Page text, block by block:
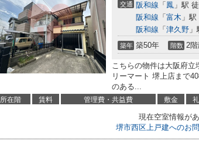
交通 阪和線 「 鳳 」駅
阪和線 「 富木 」
阪和線 「 津久野
築年 築50年 階数 2階
こちらの物件は大阪府立
リーマート 堺上店まで
のある...
所在階 賃料 管理費・共益費 敷金
現在空室情報があ
堺市西区上戸建へのお